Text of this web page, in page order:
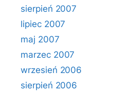
sierpień 2007
lipiec 2007
maj 2007
marzec 2007
wrzesień 2006
sierpień 2006